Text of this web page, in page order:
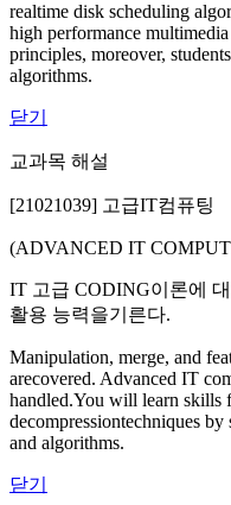
realtime disk scheduling
high performance
principles, moreover,
algorithms.
닫기
교과목 해설
[21021039] 고급IT컴퓨팅
(ADVANCED IT
IT 고급 CODING이론에
활용 능력을기른다.
Manipulation, merge, and
arecovered. Advanced IT
handled.You will learn skills
decompressiontechniques
and algorithms.
닫기